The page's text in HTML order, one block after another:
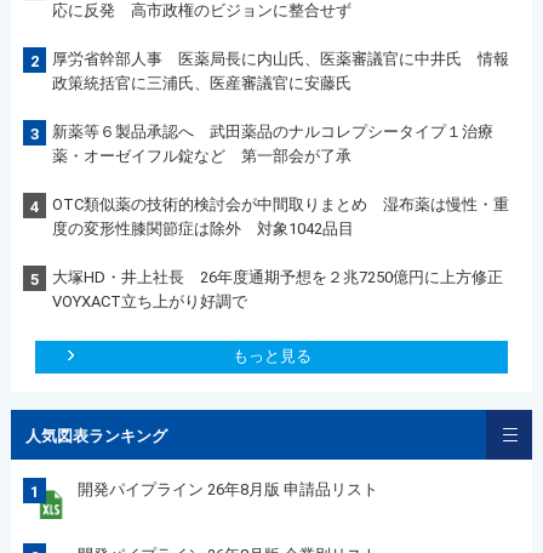
応に反発 高市政権のビジョンに整合せず
2
厚労省幹部人事 医薬局長に内山氏、医薬審議官に中井氏 情報
政策統括官に三浦氏、医産審議官に安藤氏
3
新薬等６製品承認へ 武田薬品のナルコレプシータイプ１治療
薬・オーゼイフル錠など 第一部会が了承
4
OTC類似薬の技術的検討会が中間取りまとめ 湿布薬は慢性・重
度の変形性膝関節症は除外 対象1042品目
5
大塚HD・井上社長 26年度通期予想を２兆7250億円に上方修正
VOYXACT立ち上がり好調で
もっと見る
人気図表ランキング
1 開発パイプライン 26年8月版 申請品リスト